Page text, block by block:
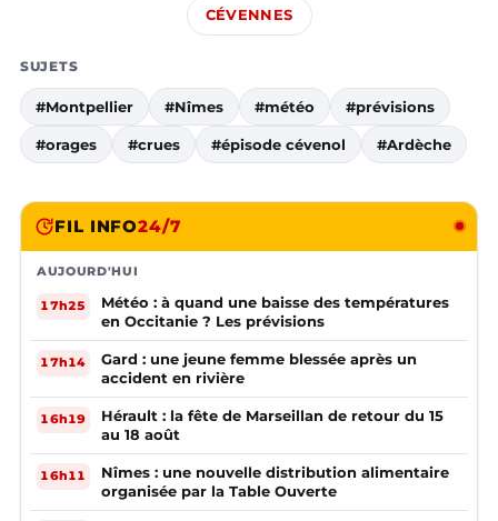
CÉVENNES
SUJETS
#Montpellier #Nîmes #météo #prévisions
#orages #crues #épisode cévenol #Ardèche
FIL INFO24/7
AUJOURD'HUI
17h25
Météo : à quand une baisse des températures
en Occitanie ? Les prévisions
17h14
Gard : une jeune femme blessée après un
accident en rivière
16h19
Hérault : la fête de Marseillan de retour du 15
au 18 août
16h11
Nîmes : une nouvelle distribution alimentaire
organisée par la Table Ouverte